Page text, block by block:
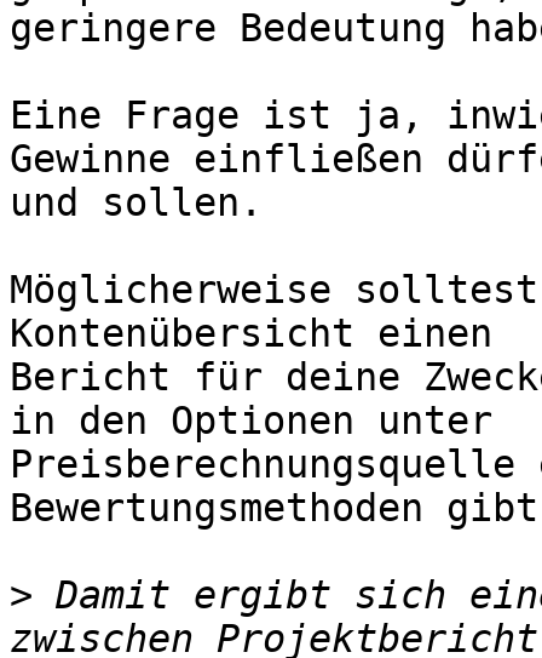
geringere Bedeutung
Eine Frage ist ja,
Gewinne einfließen
und sollen.
Möglicherweise
Kontenübersicht einen
Bericht für deine
in den Optionen unter
Preisberechnungsquelle
Bewertungsmethoden
> Damit ergibt sich